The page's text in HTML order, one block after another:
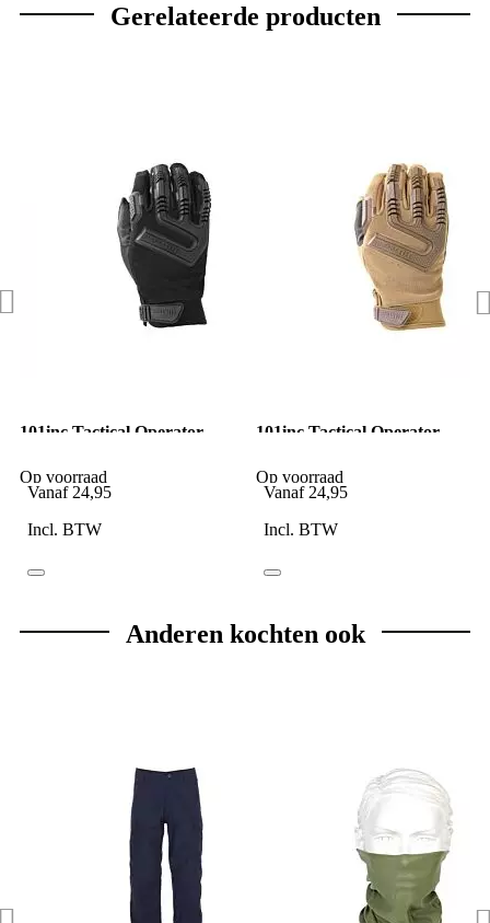
Gerelateerde producten
101inc Tactical Operator
Op voorraad
Vanaf 24,95
Incl. BTW
101inc Tactical Operator
Op voorraad
Vanaf 24,95
Incl. BTW
Anderen kochten ook